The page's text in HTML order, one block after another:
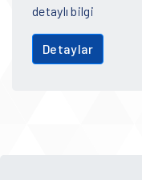
detaylı bilgi
Detaylar